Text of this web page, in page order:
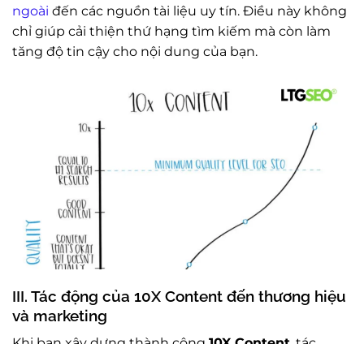
ngoài đến các nguồn tài liệu uy tín. Điều này không
chỉ giúp cải thiện thứ hạng tìm kiếm mà còn làm
tăng độ tin cậy cho nội dung của bạn.
III. Tác động của 10X Content đến thương hiệu
và marketing